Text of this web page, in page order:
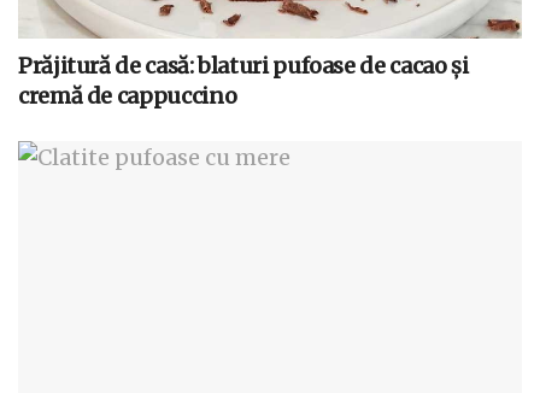
Prăjitură de casă: blaturi pufoase de cacao și
cremă de cappuccino